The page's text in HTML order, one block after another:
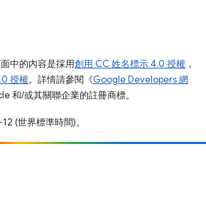
中的內容是採用創用 CC 姓名標示 4.0 授權 ，
授權。詳情請參閱《Google Developers 網
和/或其關聯企業的註冊商標。
(世界標準時間)。